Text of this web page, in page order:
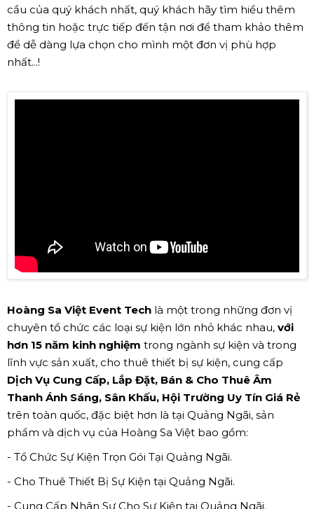
cầu của quý khách nhất, quý khách hãy tìm hiểu thêm
thông tin hoặc trực tiếp đến tận nơi để tham khảo thêm
để dễ dàng lựa chọn cho mình một đơn vị phù hợp
nhất...!
Hoàng Sa Việt Event Tech là một trong những đơn vị
chuyên tổ chức các loại sự kiện lớn nhỏ khác nhau, với
hơn 15 năm kinh nghiệm trong ngành sự kiện và trong
lĩnh vực sản xuất, cho thuê thiết bị sự kiện, cung cấp
Dịch Vụ Cung Cấp, Lắp Đặt, Bán & Cho Thuê Âm
Thanh Ánh Sáng, Sân Khấu, Hội Trường Uy Tín Giá Rẻ
trên toàn quốc, đặc biệt hơn là tại Quảng Ngãi, sản
phẩm và dịch vụ của Hoàng Sa Việt bao gồm:
- Tổ Chức Sự Kiện Trọn Gói Tại Quảng Ngãi.
- Cho Thuê Thiết Bị Sự Kiện tại Quảng Ngãi.
- Cung Cấp Nhân Sự Cho Sự Kiện tại Quảng Ngãi.